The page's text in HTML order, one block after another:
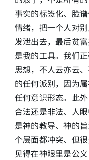
事实的标签化、脸
情绪，把一个人对
发泄出去，最后贫
是我的工具。我们
思想，不人云亦云
的任何派别，因为
任何意识形态。此
合法还是非法、人
是神的教导、神的
个层面都冲突、但
见得在神眼里是公